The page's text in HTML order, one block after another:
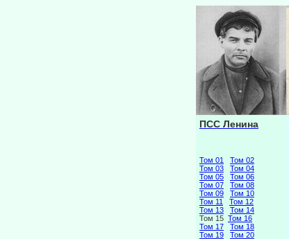
ПСС Ленина
Том 01
Том 02
Том 03
Том 04
Том 05
Том 06
Том 07
Том 08
Том 09
Том 10
Том 11
Том 12
Том 13
Том 14
Том 15 Том 16
Том 17
Том 18
Том 19
Том 20